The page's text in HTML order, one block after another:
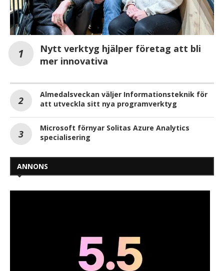
Nytt verktyg hjälper företag att bli
mer innovativa
Almedalsveckan väljer Informationsteknik för
att utveckla sitt nya programverktyg
Microsoft förnyar Solitas Azure Analytics
specialisering
ANNONS